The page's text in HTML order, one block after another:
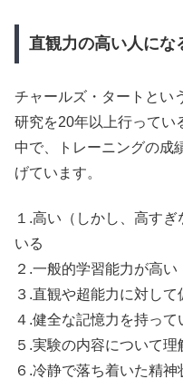
直観力の高い人にな
チャールズ・タートとい
研究を20年以上行ってい
中で、トレーニングの成
げています。
１.高い（しかし、高す
いる
２.一般的学習能力が高い
３.直観や超能力に対し
４.健全な記憶力を持って
５.実験の内容について理
６.冷静で落ち着いた精神